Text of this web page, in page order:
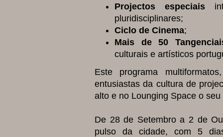
Projectos especiais
pluridisciplinares;
Ciclo de Cinema;
Mais de 50
culturais e artísticos
Este programa
entusiastas da cultura de
alto e no Lounging Space o
De 28 de Setembro a 2 de
pulso da cidade, com 5